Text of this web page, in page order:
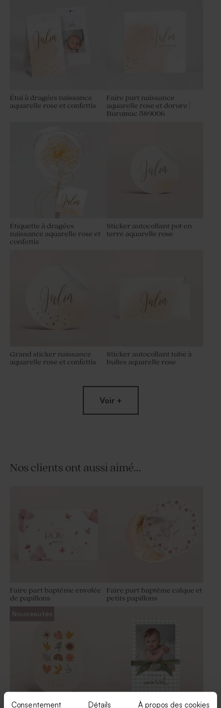
Consentement Détails À propos des cookies
Étui à dragées naissance
aquarelle rose et confettis
Faire part naissance
aquarelle rose et dorure |
Buromac 589006
Étiquette à dragées
naissance aquarelle rose et
confettis
Sticker autocollant pot en
terre aquarelle rose
Grand sticker naissance
aquarelle rose et confettis
Sticker autocollant tube à
bulles aquarelle rose
Voir +
Nos clients ont aussi aimé...
Faire part baptême envolée
de papillons
Faire part baptême calque et
petits papillons
Nouveautés